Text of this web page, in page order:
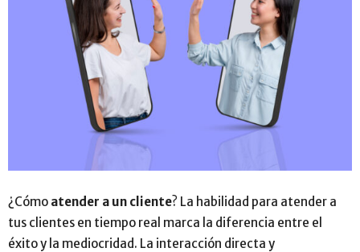
¿Cómo atender a un cliente? La habilidad para atender a
tus clientes en tiempo real marca la diferencia entre el
éxito y la mediocridad. La interacción directa y